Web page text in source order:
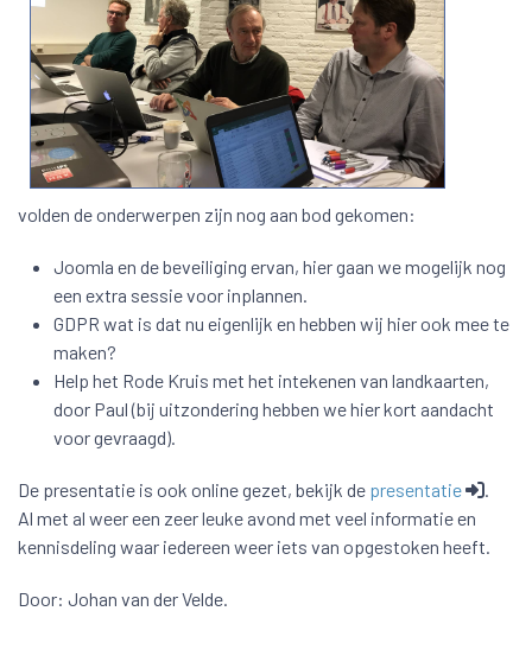
volden de onderwerpen zijn nog aan bod gekomen:
Joomla en de beveiliging ervan, hier gaan we mogelijk nog
een extra sessie voor inplannen.
GDPR wat is dat nu eigenlijk en hebben wij hier ook mee te
maken?
Help het Rode Kruis met het intekenen van landkaarten,
door Paul (bij uitzondering hebben we hier kort aandacht
voor gevraagd).
De presentatie is ook online gezet, bekijk de presentatie
.
Al met al weer een zeer leuke avond met veel informatie en
kennisdeling waar iedereen weer iets van opgestoken heeft.
Door: Johan van der Velde.